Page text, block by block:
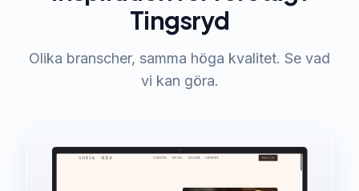
Tingsryd
Olika branscher, samma höga kvalitet. Se vad
vi kan göra.